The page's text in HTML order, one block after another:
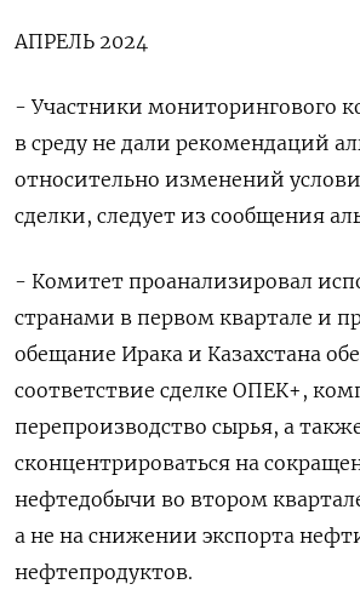
АПРЕЛЬ 2024
- Участники мониторингового
в среду не дали рекомендаций
относительно изменений
сделки, следует из сообщения
- Комитет проанализировал
странами в первом квартале и
обещание Ирака и Казахстана
соответствие сделке ОПЕК+,
перепроизводство сырья, а
сконцентрироваться на
нефтедобычи во втором
а не на снижении экспорта
нефтепродуктов.